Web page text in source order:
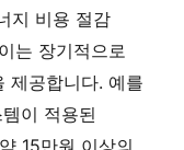
지 비용 절감
는 장기적으로
제공합니다. 예를
이 적용된